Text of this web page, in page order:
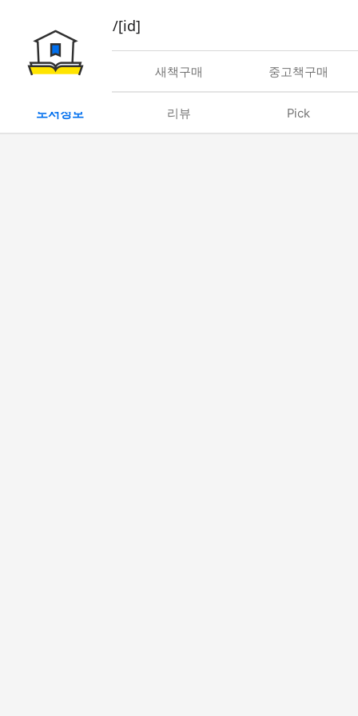
book/rent/[id]
대여 새책구매 중고책구매
도서정보 리뷰 Pick